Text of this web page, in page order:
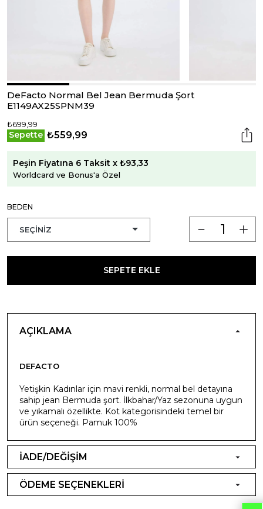
DeFacto Normal Bel Jean Bermuda Şort
E1149AX25SPNM39
₺699,99
Sepette ₺559,99
Peşin Fiyatına 6 Taksit x ₺93,33
Worldcard ve Bonus'a Özel
BEDEN
SEPETE EKLE
AÇIKLAMA
DEFACTO
Yetişkin Kadınlar için mavi renkli, normal bel detayına
sahip jean Bermuda şort. İlkbahar/Yaz sezonuna uygun
ve yıkamalı özellikte. Kot kategorisindeki temel bir
ürün seçeneği. Pamuk 100%
İADE/DEĞİŞİM
ÖDEME SEÇENEKLERİ